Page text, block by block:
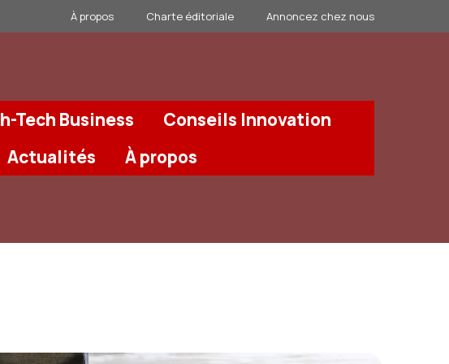
À propos Charte éditoriale Annoncez chez nous
Tech Business
Conseils Innovation
Actualités À propos